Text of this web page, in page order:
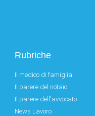
Rubriche
Il medico di famiglia
Il parere del notaio
Il parere dell'avvocato
News Lavoro